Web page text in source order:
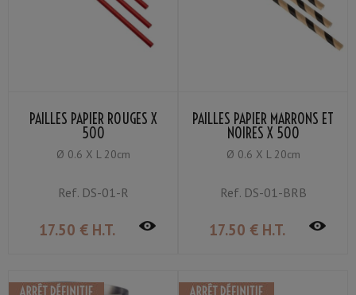
PAILLES PAPIER ROUGES X
500
Ø 0.6 X L 20cm
Ref.DS-01-R
17.50 € H.T.
PAILLES PAPIER MARRONS ET
NOIRES X 500
Ø 0.6 X L 20cm
Ref.DS-01-BRB
17.50 € H.T.